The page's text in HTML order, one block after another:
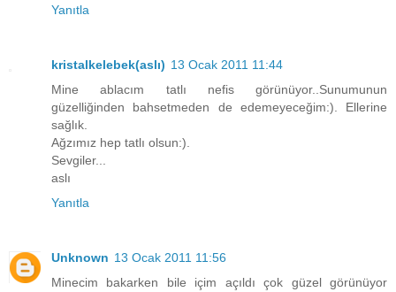
Yanıtla
kristalkelebek(aslı) 13 Ocak 2011 11:44
Mine ablacım tatlı nefis görünüyor..Sunumunun
güzelliğinden bahsetmeden de edemeyeceğim:). Ellerine
sağlık.
Ağzımız hep tatlı olsun:).
Sevgiler...
aslı
Yanıtla
Unknown 13 Ocak 2011 11:56
Minecim bakarken bile içim açıldı çok güzel görünüyor